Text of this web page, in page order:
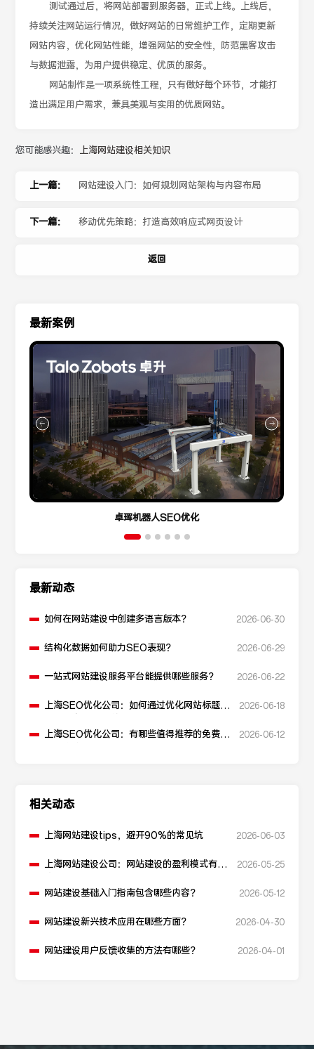
测试通过后，将网站部署到服务器，正式上线。上线后，
持续关注网站运行情况，做好网站的日常维护工作，定期更新
网站内容，优化网站性能，增强网站的安全性，防范黑客攻击
与数据泄露，为用户提供稳定、优质的服务。
网站制作是一项系统性工程，只有做好每个环节，才能打
造出满足用户需求，兼具美观与实用的优质网站。
您可能感兴趣： 上海网站建设相关知识
上一篇： 网站建设入门：如何规划网站架构与内容布局
下一篇： 移动优先策略：打造高效响应式网页设计
返回
最新案例
卓珲机器人SEO优化
最新动态
如何在网站建设中创建多语言版本？ 2026-06-30
结构化数据如何助力SEO表现？ 2026-06-29
一站式网站建设服务平台能提供哪些服务？ 2026-06-22
上海SEO优化公司：如何通过优化网站标题提
2026-06-18
上海SEO优化公司：有哪些值得推荐的免费
2026-06-12
相关动态
上海网站建设tips，避开90%的常见坑 2026-06-03
上海网站建设公司：网站建设的盈利模式有哪
2026-05-25
网站建设基础入门指南包含哪些内容？ 2026-05-12
网站建设新兴技术应用在哪些方面？ 2026-04-30
网站建设用户反馈收集的方法有哪些？ 2026-04-01